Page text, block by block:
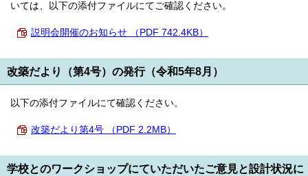
いては、以下の添付ファイルにてご確認ください。
説明会開催のお知らせ （PDF 742.4KB）
改築だより（第4号）の発行（令和5年8月）
以下の添付ファイルにて確認ください。
改築だより第4号 （PDF 2.2MB）
学校とのワークショップにていただいたご意見と設計状況に